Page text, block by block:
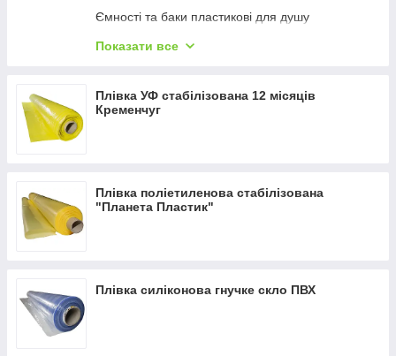
Ємності та баки пластикові для душу
Ємності пластикові прямокутні харчові
Показати все
Плівка УФ стабілізована 12 місяців
Кременчуг
Плівка поліетиленова стабілізована
"Планета Пластик"
Плівка силіконова гнучке скло ПВХ